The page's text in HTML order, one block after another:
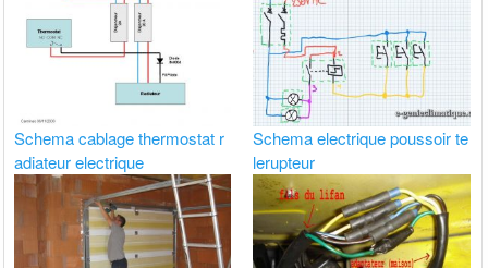
Schema cablage thermostat r
adiateur electrique
Schema electrique poussoir te
lerupteur